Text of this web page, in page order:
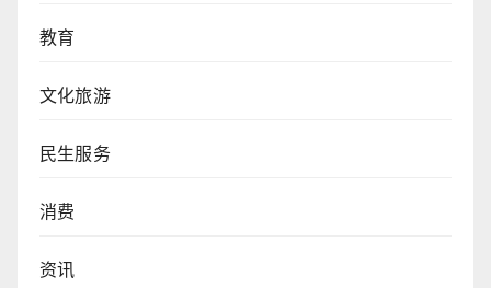
教育
文化旅游
民生服务
消费
资讯